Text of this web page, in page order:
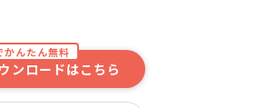
かんたん無料
ンロードはこちら